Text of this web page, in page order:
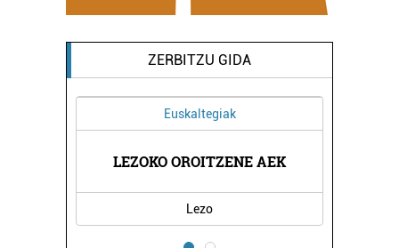
ZERBITZU GIDA
Euskaltegiak
LEZOKO OROITZENE AEK
Lezo